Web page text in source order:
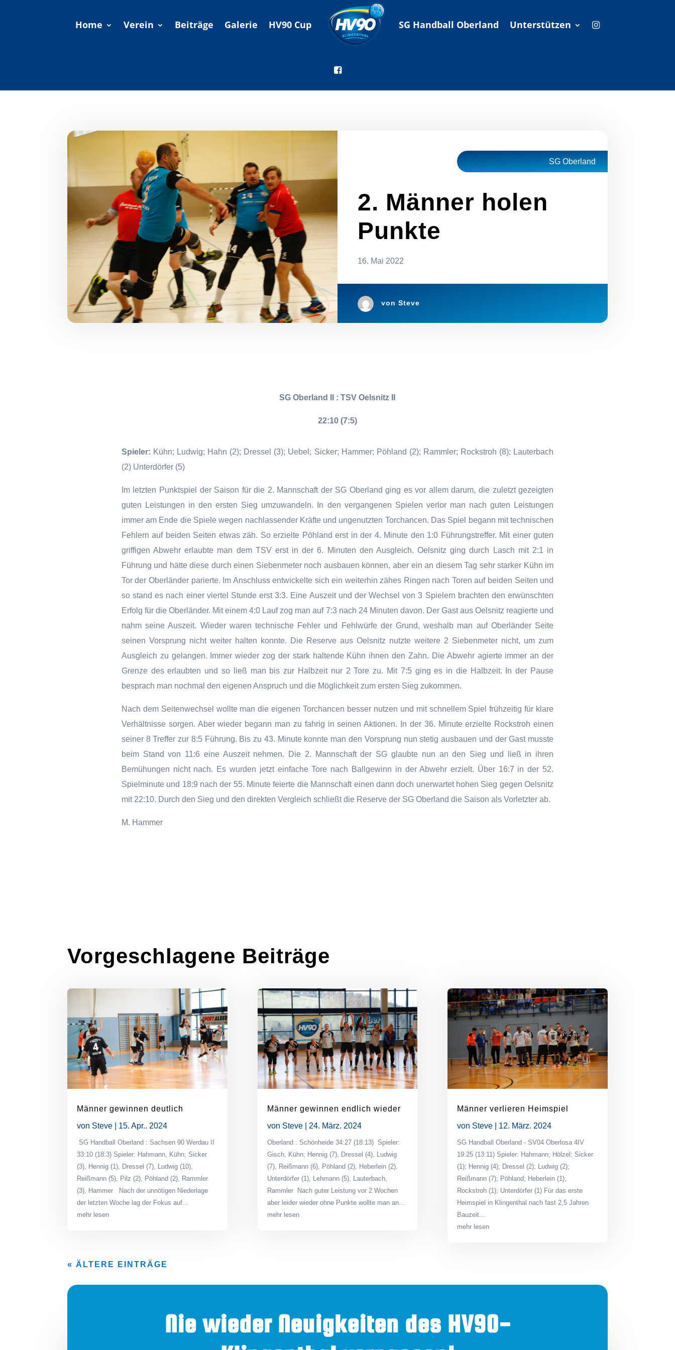
Home Verein Beiträge Galerie HV90 Cup SG Handball Oberland Unterstützen
SG Oberland
2. Männer holen
Punkte
16. Mai 2022
vonSteve
SG Oberland II : TSV Oelsnitz II
22:10 (7:5)
Spieler: Kühn; Ludwig; Hahn (2); Dressel (3); Uebel; Sicker; Hammer; Pöhland (2); Rammler; Rockstroh (8); Lauterbach
(2) Unterdörfer (5)
Im letzten Punktspiel der Saison für die 2. Mannschaft der SG Oberland ging es vor allem darum, die zuletzt gezeigten
guten Leistungen in den ersten Sieg umzuwandeln. In den vergangenen Spielen verlor man nach guten Leistungen
immer am Ende die Spiele wegen nachlassender Kräfte und ungenutzten Torchancen. Das Spiel begann mit technischen
Fehlern auf beiden Seiten etwas zäh. So erzielte Pöhland erst in der 4. Minute den 1:0 Führungstreffer. Mit einer guten
griffigen Abwehr erlaubte man dem TSV erst in der 6. Minuten den Ausgleich. Oelsnitz ging durch Lasch mit 2:1 in
Führung und hätte diese durch einen Siebenmeter noch ausbauen können, aber ein an diesem Tag sehr starker Kühn im
Tor der Oberländer parierte. Im Anschluss entwickelte sich ein weiterhin zähes Ringen nach Toren auf beiden Seiten und
so stand es nach einer viertel Stunde erst 3:3. Eine Auszeit und der Wechsel von 3 Spielern brachten den erwünschten
Erfolg für die Oberländer. Mit einem 4:0 Lauf zog man auf 7:3 nach 24 Minuten davon. Der Gast aus Oelsnitz reagierte und
nahm seine Auszeit. Wieder waren technische Fehler und Fehlwürfe der Grund, weshalb man auf Oberländer Seite
seinen Vorsprung nicht weiter halten konnte. Die Reserve aus Oelsnitz nutzte weitere 2 Siebenmeter nicht, um zum
Ausgleich zu gelangen. Immer wieder zog der stark haltende Kühn ihnen den Zahn. Die Abwehr agierte immer an der
Grenze des erlaubten und so ließ man bis zur Halbzeit nur 2 Tore zu. Mit 7:5 ging es in die Halbzeit. In der Pause
besprach man nochmal den eigenen Anspruch und die Möglichkeit zum ersten Sieg zukommen.
Nach dem Seitenwechsel wollte man die eigenen Torchancen besser nutzen und mit schnellem Spiel frühzeitig für klare
Verhältnisse sorgen. Aber wieder begann man zu fahrig in seinen Aktionen. In der 36. Minute erzielte Rockstroh einen
seiner 8 Treffer zur 8:5 Führung. Bis zu 43. Minute konnte man den Vorsprung nun stetig ausbauen und der Gast musste
beim Stand von 11:6 eine Auszeit nehmen. Die 2. Mannschaft der SG glaubte nun an den Sieg und ließ in ihren
Bemühungen nicht nach. Es wurden jetzt einfache Tore nach Ballgewinn in der Abwehr erzielt. Über 16:7 in der 52.
Spielminute und 18:9 nach der 55. Minute feierte die Mannschaft einen dann doch unerwartet hohen Sieg gegen Oelsnitz
mit 22:10. Durch den Sieg und den direkten Vergleich schließt die Reserve der SG Oberland die Saison als Vorletzter ab.
M. Hammer
Vorgeschlagene Beiträge
Männer gewinnen deutlich
von Steve 15. Apr.. 2024
SG Handball Oberland : Sachsen 90 Werdau II
33:10 (18:3) Spieler: Hahmann, Kühn; Sicker
(3), Hennig (1), Dressel (7), Ludwig (10),
Reißmann (5), Pilz (2), Pöhland (2), Rammler
(3), Hammer Nach der unnötigen Niederlage
der letzten Woche lag der Fokus auf...
mehr lesen
Männer gewinnen endlich wieder
von Steve| 24. März. 2024
Oberland : Schönheide 34:27 (18:13) Spieler:
Gisch, Kühn; Hennig (7), Dressel (4), Ludwig
(7), Reißmann (6), Pöhland (2), Heberlein (2),
Unterdörfer (1), Lehmann (5), Lauterbach,
Rammler Nach guter Leistung vor 2 Wochen
aber leider wieder ohne Punkte wollte man an...
mehr lesen
Männer verlieren Heimspiel
von Steve| 12. März. 2024
SG Handball Oberland - SV04 Oberlosa 4IV
19:25 (13:11) Spieler: Hahmann; Hölzel; Sicker
(1); Hennig (4); Dressel (2); Ludwig (2);
Reißmann (7); Pöhland; Heberlein (1);
Rockstroh (1); Unterdörfer (1) Für das erste
Heimspiel in Klingenthal nach fast 2,5 Jahren
Bauzeit...
mehr lesen
« ÄLTERE EINTRÄGE
Nie wieder Neuigkeiten des HV90-